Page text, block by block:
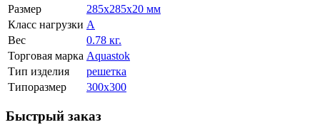
Размер
285х285х20 мм
Класс нагрузки А
Вес
0.78 кг.
Торговая марка Aquastok
Тип изделия
решетка
Типоразмер
300х300
Быстрый заказ